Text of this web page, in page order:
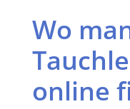
Wo
online